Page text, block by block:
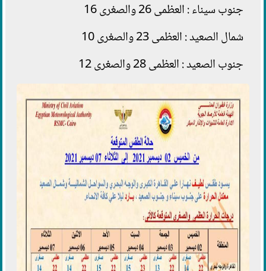
جنوب سيناء : العظمى 26 والصغرى 16
شمال الصعيد : العظمى 23 والصغرى 10
جنوب الصعيد : العظمى 28 والصغرى 12